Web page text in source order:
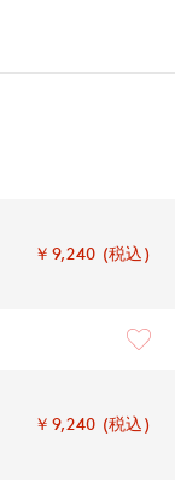
￥9,240 (税込)
￥9,240 (税込)